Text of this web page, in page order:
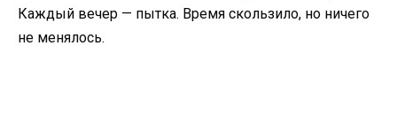
Каждый вечер — пытка. Время скользило, но ничего
не менялось.